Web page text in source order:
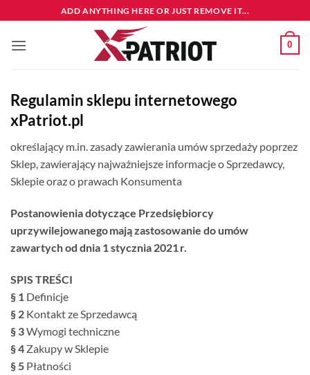
do
zawartości
ADD ANYTHING HERE OR JUST REMOVE IT...
0
Regulamin sklepu internetowego
xPatriot.pl
określający m.in. zasady zawierania umów sprzedaży poprzez
Sklep, zawierający najważniejsze informacje o Sprzedawcy,
Sklepie oraz o prawach Konsumenta
Postanowienia dotyczące Przedsiębiorcy
uprzywilejowanego mają zastosowanie do umów
zawartych od dnia 1 stycznia 2021 r.
SPIS TREŚCI
§ 1 Definicje
§ 2 Kontakt ze Sprzedawcą
§ 3Wymogi techniczne
§ 4 Zakupy w Sklepie
§ 5 Płatności